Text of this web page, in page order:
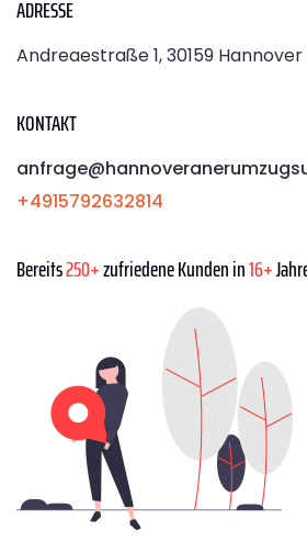
ADRESSE
Andreaestraße 1, 30159 Hannover
KONTAKT
+4915792632814
Bereits250+zufriedene Kunden in16+